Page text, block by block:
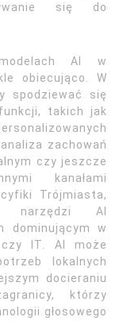
się do
AI w
obiecująco. W
spodziewać się
takich jak
zachowań
czy jeszcze
kanałami
Trójmiasta,
narzędzi AI
dominującym w
IT. AI może
lokalnych
docieraniu
którzy
głosowego